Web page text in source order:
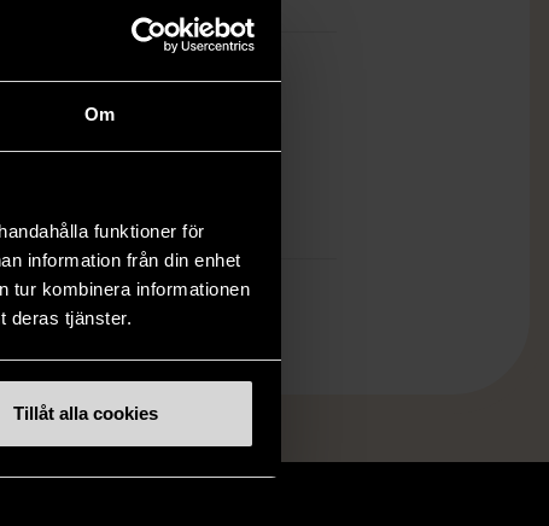
Om
funktioner för
information från din enhet
tur kombinera informationen
deras tjänster.
Tillåt alla cookies
och finns enbart som 1 st i lager.
över 990 kr.